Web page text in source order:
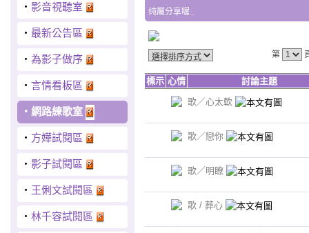
‧ 影音視聽室
‧ 最新公告區
‧ 為影子做序
‧ 言情看板區
‧ 網路練歌室
‧ 方嬅試閱區
‧ 影子試閱區
‧ 王俐文試閱區
‧ 林千容試閱區
纯屬分享喔..
第
標示 心情
討論主題
歌／心太軟
歌／戀你
歌／明瞭
歌 / 葬心